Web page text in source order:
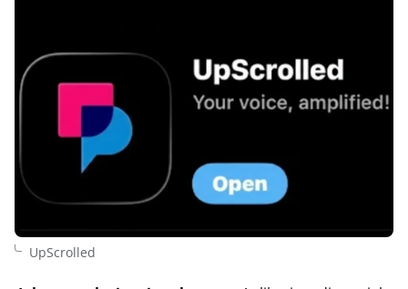
UpScrolled